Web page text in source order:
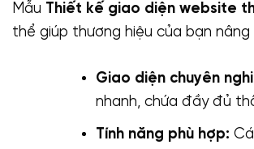
Mẫu Thiết kế giao diện website
thể giúp thương hiệu của bạn
Giao diện chuyên
nhanh, chứa đầy đủ
Tính năng phù hợp: